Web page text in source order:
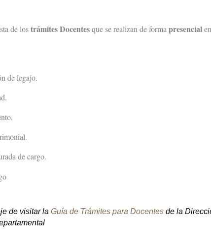
de lostrámites Docentesque se realizan de forma presencial
de legajo.
de cargo.
de visitar la Guía de Trámites para Docentes de la